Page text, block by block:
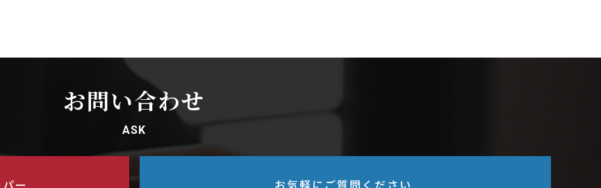
お問い合わせ
ASK
ー お気軽にご質問ください